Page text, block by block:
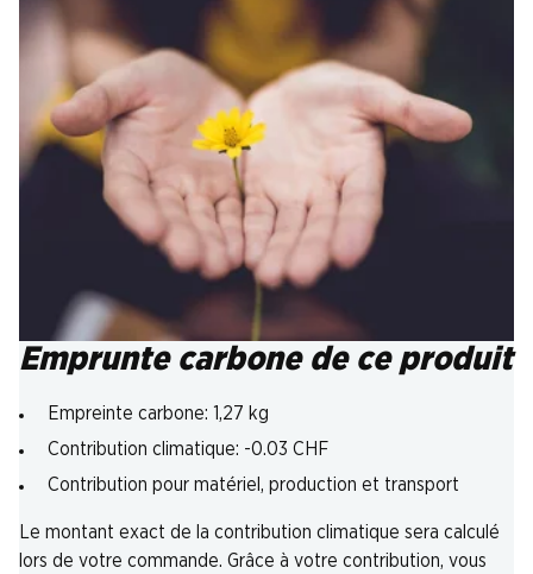
Emprunte carbone de ce produit
Empreinte carbone: 1,27 kg
Contribution climatique: -0.03 CHF
Contribution pour matériel, production et transport
Le montant exact de la contribution climatique sera calculé
lors de votre commande. Grâce à votre contribution, vous